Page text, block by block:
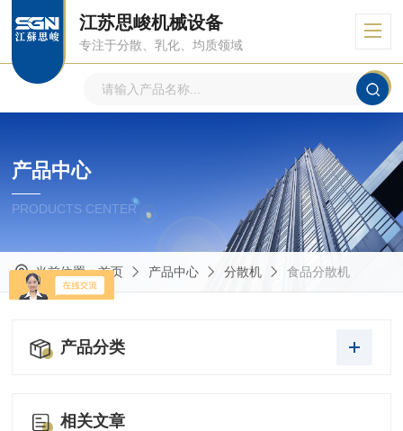
江苏思峻机械设备
专注于分散、乳化、均质领域
产品中心
PRODUCTS CENTER
当前位置：首页 产品中心 分散机 食品分散机
产品分类
相关文章